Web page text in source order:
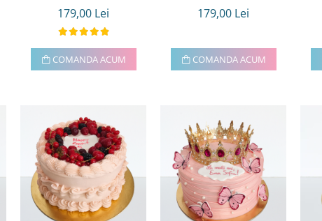
179,00 Lei
COMANDA ACUM
179,00 Lei
COMANDA ACUM